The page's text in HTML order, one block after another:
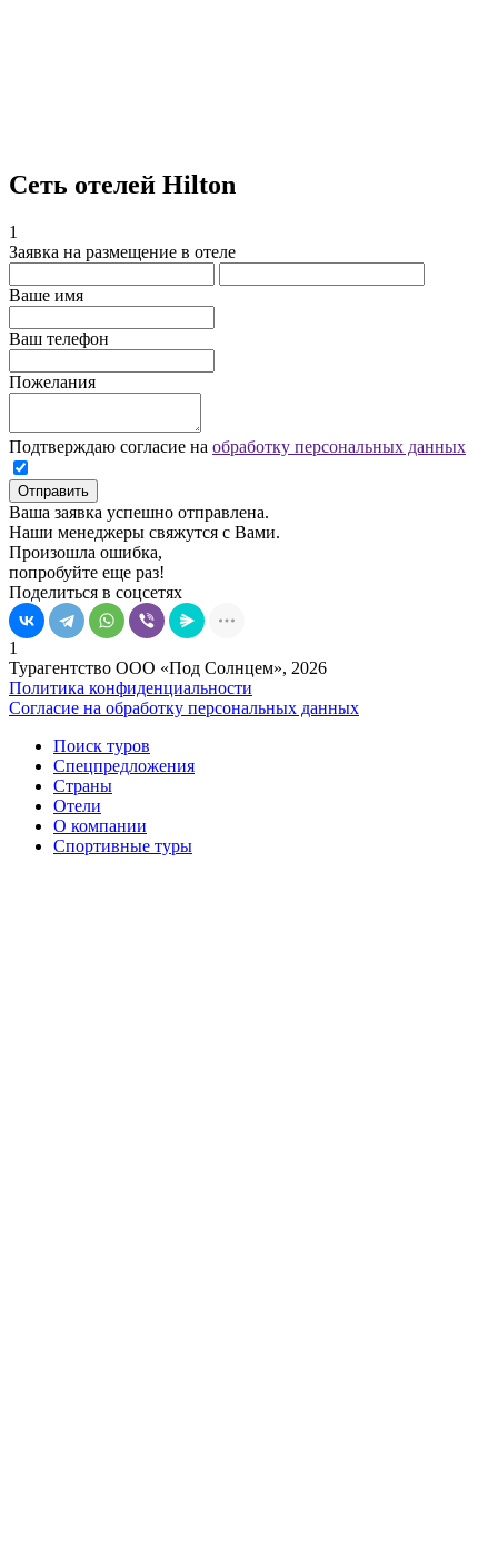
Сеть отелей Hilton
1
Заявка на размещение в отеле
Ваше имя
Ваш телефон
Пожелания
Подтверждаю согласие на обработку персональных данных
Отправить
Ваша заявка успешно отправлена.
Наши менеджеры свяжутся с Вами.
Произошла ошибка,
попробуйте еще раз!
Поделиться в соцсетях
1
Турагентство ООО «Под Солнцем», 2026
Политика конфиденциальности
Согласие на обработку персональных данных
Поиск туров
Спецпредложения
Страны
Отели
О компании
Спортивные туры